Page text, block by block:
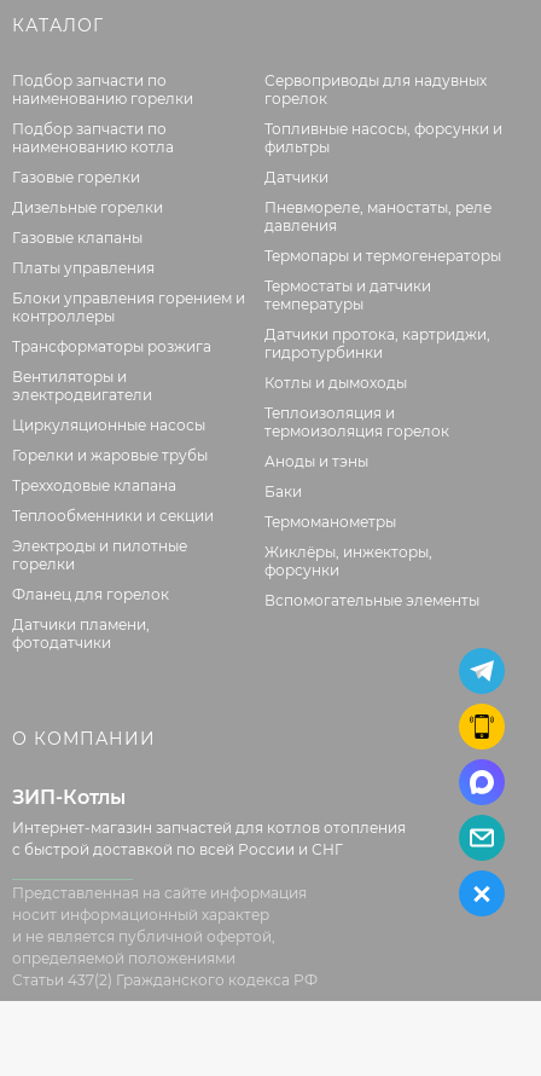
КАТАЛОГ
Подбор запчасти по
наименованию горелки
Подбор запчасти по
наименованию котла
Газовые горелки
Дизельные горелки
Газовые клапаны
Платы управления
Блоки управления горением и
контроллеры
Трансформаторы розжига
Вентиляторы и
электродвигатели
Циркуляционные насосы
Горелки и жаровые трубы
Трехходовые клапана
Теплообменники и секции
Электроды и пилотные
горелки
Фланец для горелок
Датчики пламени,
фотодатчики
Сервоприводы для надувных
горелок
Топливные насосы, форсунки и
фильтры
Датчики
Пневмореле, маностаты, реле
давления
Термопары и термогенераторы
Термостаты и датчики
температуры
Датчики протока, картриджи,
гидротурбинки
Котлы и дымоходы
Теплоизоляция и
термоизоляция горелок
Аноды и тэны
Баки
Термоманометры
Жиклёры, инжекторы,
форсунки
Вспомогательные элементы
О КОМПАНИИ
ЗИП-Котлы
Интернет-магазин запчастей для котлов отопления
с быстрой доставкой по всей России и СНГ
Представленная на сайте информация
носит информационный характер
и не является публичной офертой,
определяемой положениями
Статьи 437(2) Гражданского кодекса РФ